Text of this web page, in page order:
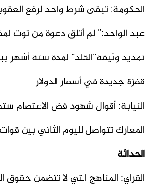
الحكومة: تبقى شرط واحد لرفع
عبد الواحد:” لم أتلق دعوة من توت
تمديد وثيقة”القلد” لمدة ستة أشهر
قفزة جديدة في أسعار الدولار
النيابة: أقوال شهود فض الاعتصام
المعارك تتواصل لليوم الثاني بين
الحداثة
القراي: المناهج التي لا تتضمن حقوق